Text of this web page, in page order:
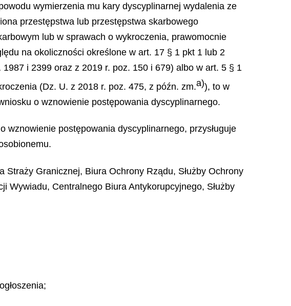
wymierzenia mu kary dyscyplinarnej wydalenia ze
przestępstwa lub przestępstwa skarbowego
lub w sprawach o wykroczenia, prawomocnie
na okoliczności określone w art. 17 § 1 pkt 1 lub 2
i 2399 oraz z 2019 r. poz. 150 i 679) albo w art. 5 § 1
(Dz. U. z 2018 r. poz. 475, z późn. zm.a)), to w
o wznowienie postępowania dyscyplinarnego.
postępowania dyscyplinarnego, przysługuje
Granicznej, Biura Ochrony Rządu, Służby Ochrony
Wywiadu, Centralnego Biura Antykorupcyjnego, Służby